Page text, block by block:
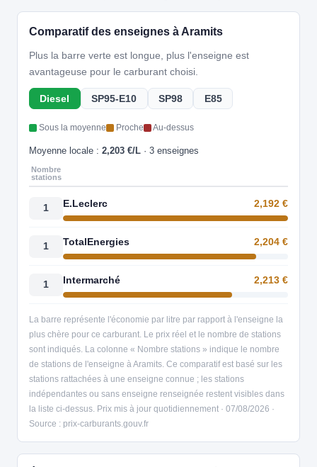
Comparatif des enseignes à Aramits
Plus la barre verte est longue, plus l'enseigne est
avantageuse pour le carburant choisi.
Diesel SP95-E10 SP98 E85
Sous la moyenne Proche Au-dessus
Moyenne locale : 2,203 €/L · 3 enseignes
Nombre
stations
1 E.Leclerc 2,192 €
1 TotalEnergies 2,204 €
1 Intermarché 2,213 €
La barre représente l'économie par litre par rapport à l'enseigne la
plus chère pour ce carburant. Le prix réel et le nombre de stations
sont indiqués. La colonne « Nombre stations » indique le nombre
de stations de l'enseigne à Aramits. Ce comparatif est basé sur les
stations rattachées à une enseigne connue ; les stations
indépendantes ou sans enseigne renseignée restent visibles dans
la liste ci-dessus. Prix mis à jour quotidiennement · 07/08/2026 ·
Source : prix-carburants.gouv.fr